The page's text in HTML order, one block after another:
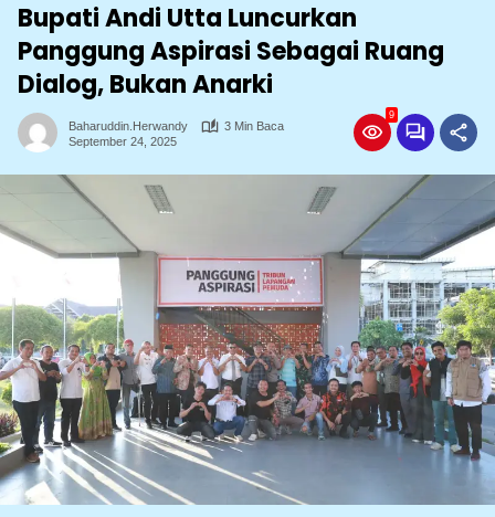
Bupati Andi Utta Luncurkan
Panggung Aspirasi Sebagai Ruang
Dialog, Bukan Anarki
Baharuddin.herwandy
3 Min Baca
September 24, 2025
9